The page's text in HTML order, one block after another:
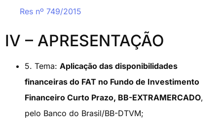
Res nº 749/2015
IV – APRESENTAÇÃO
5. Tema: Aplicação das disponibilidades
financeiras do FAT no Fundo de Investimento
Financeiro Curto Prazo, BB-EXTRAMERCADO,
pelo Banco do Brasil/BB-DTVM;